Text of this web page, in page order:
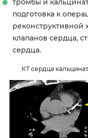
тромбы и
подготовка к
реконструктивной
клапанов сердца,
сердца.
КТ сердца